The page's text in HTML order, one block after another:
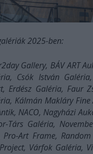
2025-ben:
Gallery, BÁV ART
Csók István
Erdész Galéria, Faur
Kálmán Makláry
NACO, Nagyházi
Társ Galéria,
Art Frame,
Várfok Galéria,